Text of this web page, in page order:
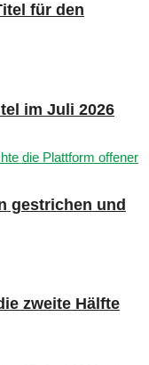
für den
im Juli 2026
gestrichen und
zweite Hälfte